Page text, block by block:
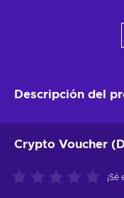
Descripción del
Crypto Voucher